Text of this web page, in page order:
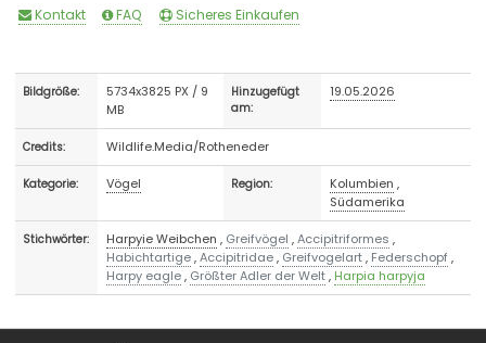
Kontakt FAQ Sicheres Einkaufen
Bildgröße:
5734x3825 PX / 9
MB
Hinzugefügt
am:
19.05.2026
Credits: Wildlife.Media/Rotheneder
Kategorie: Vögel Region: Kolumbien ,
Südamerika
Stichwörter: Harpyie Weibchen , Greifvögel ,Accipitriformes ,
Habichtartige,Accipitridae, Greifvogelart, Federschopf,
Harpy eagle, Größter Adler der Welt, Harpia harpyja